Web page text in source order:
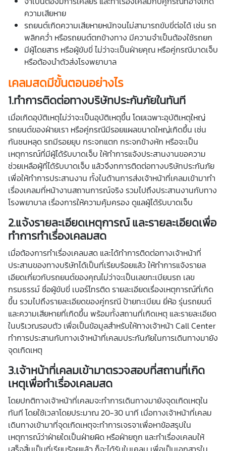
ความเสียหาย
รถยนต์เกิดความเสียหายหนักจนไม่สามารถขับขี่ต่อได้ เช่น รถ
พลิกคว่ำ หรือรถยนต์ตกข้างทาง มีความจำเป็นต้องใช้รถยก
มีผู้โดยสาร หรือผู้ขับขี่ ไม่ว่าจะเป็นฝ่ายคุณ หรือคู่กรณีบาดเจ็บ
หรือต้องนำตัวส่งโรงพยาบาล
เคลมสดมีขั้นตอนอย่างไร
1.ทำการติดต่อทางบริษัทประกันภัยในทันที
เมื่อเกิดอุบัติเหตุไม่ว่าจะเป็นอุบัติเหตุขึ้น โดยเฉพาะอุบัติเหตุใหญ่
รถยนต์ของฝ่ายเรา หรือคู่กรณีมีรอยแผลขนาดใหญ่เกิดขึ้น เช่น
กันชนหลุด รถมีรอยยุบ กระจกแตก กระจกข้างหัก หรือจะเป็น
เหตุการณ์ที่มีผู้ได้รับบาดเจ็บ ให้ทำการแจ้งประสานงานขอความ
ช่วยเหลือผู้ที่ได้รับบาดเจ็บ แล้วจึงทการติดต่อทางบริษัทประกันภัย
เพื่อให้ทำการประสานงาน ทั้งในด้านการส่งเจ้าหน้าที่เคลมเข้ามาทำ
เรื่องเคลมที่หน้างานสถานการณ์จริง รวมไปถึงประสานงานกับทาง
โรงพยาบาล เรื่องการให้ความคุ้มครอง ดูแลผู้ได้รับบาดเจ็บ
2.แจ้งรายละเอียดเหตุการณ์ และรายละเอียดเพื่อ
ทำการทำเรื่องเคลมสด
เมื่อต้องการทำเรื่องเคลมสด และได้ทำการติดต่อทางเจ้าหน้าที่
ประสานของทางบริษัทได้เป็นที่เรียบร้อยแล้ว ให้ทำการแจ้งรายล
เอียดเกี่ยวกับรถยนต์ของคุณไม่ว่าจะเป็นเลขทะเบียนรถ เลข
กรมธรรม์ ชื่อผู้ขับขี่ เบอร์โทรติด รายละเอียดเรื่องเหตุการณ์ที่เกิด
ขึ้น รวมไปถึงรายละเอียดของคู่กรณี ป้ายทะเบียน ยี่ห้อ รุ่นรถยนต์
และความเสียหายที่เกิดขึ้น พร้อมทั้งสถานที่เกิดเหตุ และรายละเอียด
ในบริเวณรอบตัว เพื่อเป็นข้อมูลสำหรับให้ทางเจ้าหน้า Call Center
ทำการประสานกับทางเจ้าหน้าที่เคลมประกันภัยในการเดินทางมายัง
จุดเกิดเหตุ
3.เจ้าหน้าที่เคลมเข้ามาตรวจสอบที่สถานที่เกิด
เหตุเพื่อทำเรื่องเคลมสด
โดยปกติทางเจ้าหน้าที่เคลมจะทำการเดินทางมายังจุดเกิดเหตุใน
ทันที โดยใช้เวลาโดยประมาณ 20-30 นาที เมื่อทางเจ้าหน้าที่เคลม
เดินทางเข้ามาที่จุดเกิดเหตุจะทำการเจรจาเพื่อหาข้อสรุปใน
เหตุการณ์ว่าฝ่ายใดเป็นฝ่ายผิด หรือฝ่ายถูก และทำเรื่องเคลมให้